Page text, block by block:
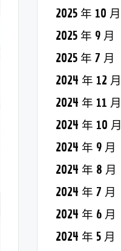
2025 年 10 月
2025 年 9 月
2025 年 7 月
2024 年 12 月
2024 年 11 月
2024 年 10 月
2024 年 9 月
2024 年 8 月
2024 年 7 月
2024 年 6 月
2024 年 5 月